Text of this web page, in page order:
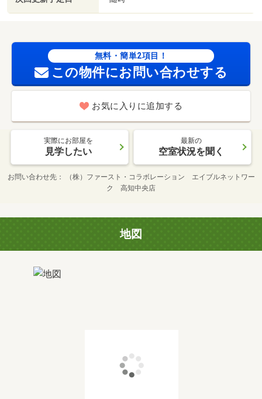
無料・簡単2項目！
この物件にお問い合わせする
お気に入りに追加する
実際にお部屋を
見学したい
最新の
空室状況を聞く
お問い合わせ先
（株）ファースト・コラボレーション エイブルネットワー
ク 高知中央店
地図